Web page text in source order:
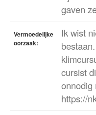
gaven
Vermoedelijke
oorzaak:
Ik wist
cursist
onnodig
https://